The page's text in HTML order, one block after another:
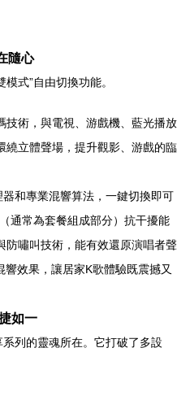
隨心
式”自由切換功能。
技術，與電視、游戲機、藍光播放
繞立體聲場，提升觀影、游戲的臨
器和專業混響算法，一鍵切換即可
通常為套餐組成部分）抗干擾能
防嘯叫技術，能有效還原演唱者聲
效果，讓居家K歌體驗既震撼又
如一
列的靈魂所在。它打破了多設